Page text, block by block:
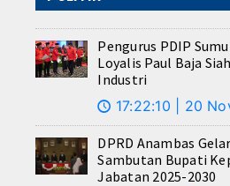
Pengurus PDIP
Loyalis Paul Baja
Industri
🕔 17:22:10 | 20
DPRD Anambas
Sambutan Bupati
Jabatan 2025-2030